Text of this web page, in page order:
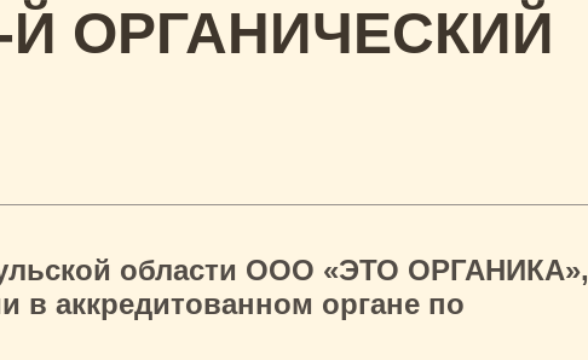
ОРГАНИЧЕСКИЙ
области ООО «ЭТО ОРГАНИКА»,
аккредитованном органе по